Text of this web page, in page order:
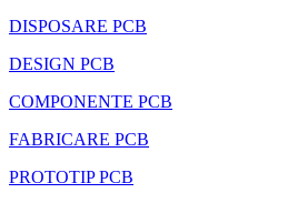
DISPOSARE PCB
DESIGN PCB
COMPONENTE PCB
FABRICARE PCB
PROTOTIP PCB